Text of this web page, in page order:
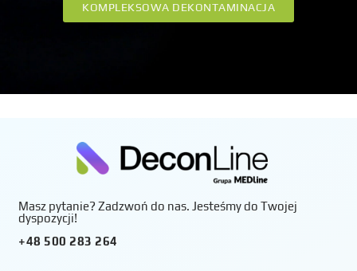
KOMPLEKSOWA DEKONTAMINACJA
Masz pytanie? Zadzwoń do nas. Jesteśmy do Twojej
dyspozycji!
+48 500 283 264